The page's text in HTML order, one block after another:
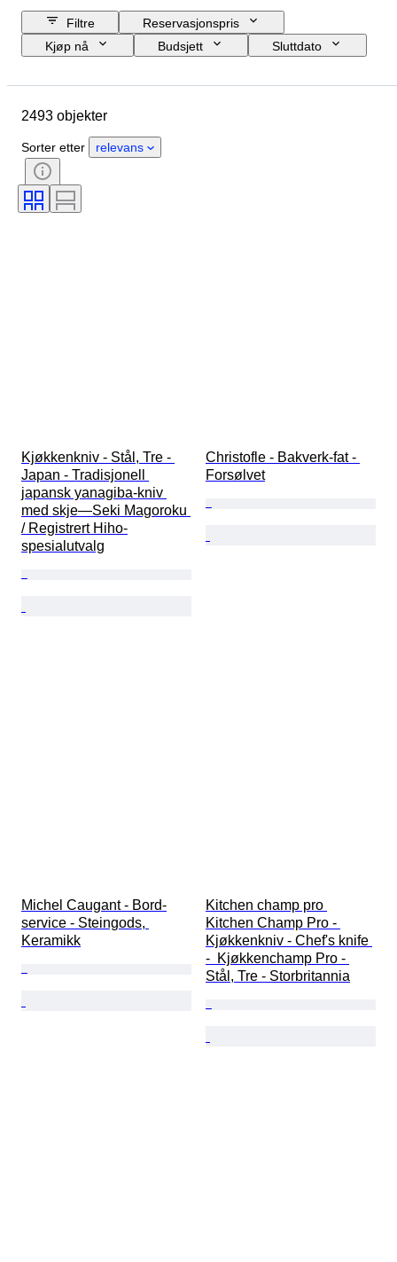
Filtre
Reservasjonspris
Kjøp nå
Budsjett
Sluttdato
Tilstand
Signatur
Klesstørrelse
Dekor
Original / kopi
2493 objekter
Sorter etter relevans
Kjøkkenkniv - Stål, Tre -
Japan - Tradisjonell
japansk yanagiba-kniv
med skje—Seki Magoroku
/ Registrert Hiho-
spesialutvalg
Christofle - Bakverk-fat -
Forsølvet
Michel Caugant - Bord-
service - Steingods,
Keramikk
Kitchen champ pro
Kitchen Champ Pro -
Kjøkkenkniv - Chef's knife
-  Kjøkkenchamp Pro -
Stål, Tre - Storbritannia